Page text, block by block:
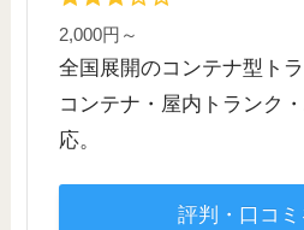
2,000円～
全国展開のコンテナ型ト
コンテナ・屋内トランク
応。
評判・口コミ